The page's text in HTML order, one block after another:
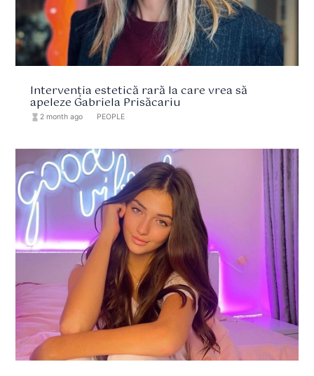
Intervenția estetică rară la care vrea să
apeleze Gabriela Prisăcariu
hourglass_full 2 month ago PEOPLE